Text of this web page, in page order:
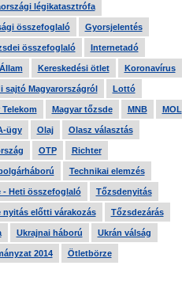
légikatasztrófa
összefoglaló Gyorsjelentés
összefoglaló Internetadó
Kereskedési ötlet Koronavírus
sajtó Magyarországról Lottó
Telekom Magyar tőzsde MNB MOL
ügy Olaj Olasz választás
OTP Richter
Technikai elemzés
- Heti összefoglaló Tőzsdenyitás
nyitás előtti várakozás Tőzsdezárás
Ukrajnai háború Ukrán válság
2014 Ötletbörze